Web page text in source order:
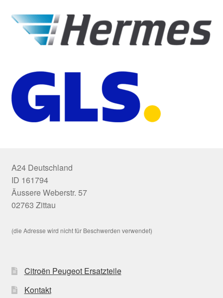
A24 Deutschland
ID 161794
Äussere Weberstr. 57
02763 Zittau
(die Adresse wird nicht für Beschwerden verwendet)
Citroën Peugeot Ersatzteile
Kontakt